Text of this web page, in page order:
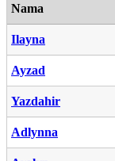
Nama
Ilayna
Ayzad
Yazdahir
Adlynna